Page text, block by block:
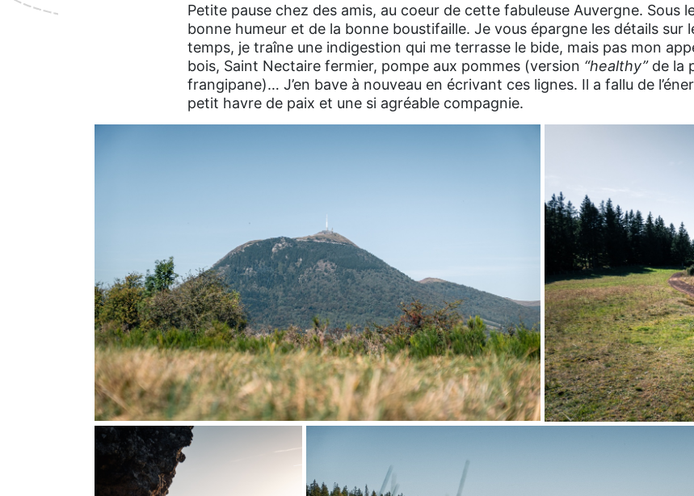
Petite pause chez des amis, au coeur de cette fabuleuse Auvergne. Sous
bonne humeur et de la bonne boustifaille. Je vous épargne les détails sur
temps, je traîne une indigestion qui me terrasse le bide, mais pas mon
bois, Saint Nectaire fermier, pompe aux pommes (version “healthy”de la
frangipane)… J’en bave à nouveau en écrivant ces lignes. Il a fallu de
petit havre de paix et une si agréable compagnie.